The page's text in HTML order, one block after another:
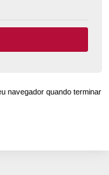
navegador quando terminar